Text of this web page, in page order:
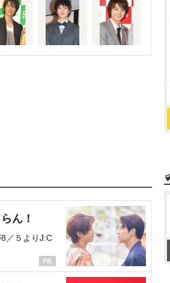
ん！
／５よりJ:C